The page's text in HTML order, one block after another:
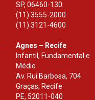
SP,06460-130
(11) 3555-2000
(11) 3121-4600
Agnes – Recife
Infantil, Fundamental e
Médio
Av. Rui Barbosa, 704
Graças, Recife
PE, 52011-040